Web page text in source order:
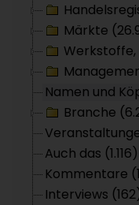
Märkte
Werkstoffe,
Namen und
Branche
Auch das (1.116)
Kommentare
Interviews